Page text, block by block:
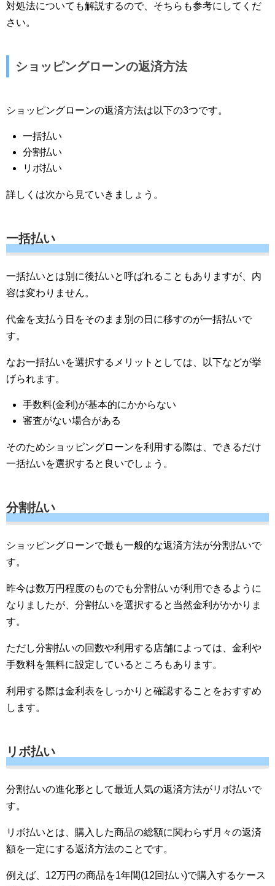
対処法についても解説するので、そちらも参考にしてくだ
さい。
ショッピングローンの返済方法
ショッピングローンの返済方法は以下の3つです。
一括払い
分割払い
リボ払い
詳しくは次から見ていきましょう。
一括払い
一括払いとは別に後払いと呼ばれることもありますが、内
容は変わりません。
代金を支払う日をそのまま別の日に移すのが一括払いで
す。
なお一括払いを選択するメリットとしては、以下などが挙
げられます。
手数料(金利)が基本的にかからない
審査がない場合がある
そのためショッピングローンを利用する際は、できるだけ
一括払いを選択すると良いでしょう。
分割払い
ショッピングローンで最も一般的な返済方法が分割払いで
す。
昨今は数万円程度のものでも分割払いが利用できるように
なりましたが、分割払いを選択すると当然金利がかかりま
す。
ただし分割払いの回数や利用する店舗によっては、金利や
手数料を無料に設定しているところもあります。
利用する際は金利表をしっかりと確認することをおすすめ
します。
リボ払い
分割払いの進化形として最近人気の返済方法がリボ払いで
す。
リボ払いとは、購入した商品の総額に関わらず月々の返済
額を一定にする返済方法のことです。
例えば、12万円の商品を1年間(12回払い)で購入するケース